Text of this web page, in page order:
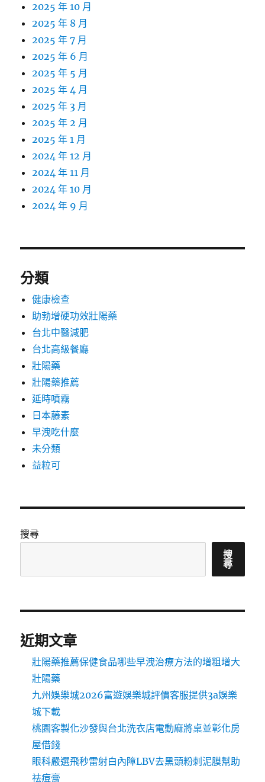
2025 年 10 月
2025 年 8 月
2025 年 7 月
2025 年 6 月
2025 年 5 月
2025 年 4 月
2025 年 3 月
2025 年 2 月
2025 年 1 月
2024 年 12 月
2024 年 11 月
2024 年 10 月
2024 年 9 月
分類
健康檢查
助勃增硬功效壯陽藥
台北中醫減肥
台北高級餐廳
壯陽藥
壯陽藥推薦
延時噴霧
日本藤素
早洩吃什麼
未分類
益粒可
搜尋
搜
尋
近期文章
壯陽藥推薦保健食品哪些早洩治療方法的增粗增大
壯陽藥
九州娛樂城2026富遊娛樂城評價客服提供3a娛樂
城下載
桃園客製化沙發與台北洗衣店電動麻將桌並彰化房
屋借錢
眼科嚴選飛秒雷射白內障LBV去黑頭粉刺泥膜幫助
祛痘膏